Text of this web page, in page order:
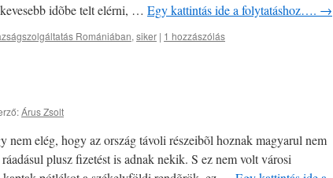
idõbe telt elérni, … Egy kattintás ide a folytatáshoz…. →
Romániában, siker | 1 hozzászólás
Árus Zsolt
nem elég, hogy az ország távoli részeibõl hoznak magyarul nem
plusz fizetést is adnak nekik. S ez nem volt városi